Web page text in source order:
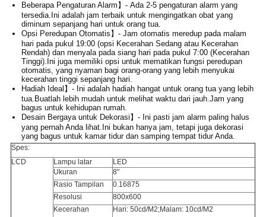
Beberapa Pengaturan Alarm】- Ada 2-5 pengaturan alarm yang
tersedia.Ini adalah jam terbaik untuk mengingatkan obat yang
diminum sepanjang hari untuk orang tua.
Opsi Peredupan Otomatis】- Jam otomatis meredup pada malam
hari pada pukul 19:00 (opsi Kecerahan Sedang atau Kecerahan
Rendah) dan menyala pada siang hari pada pukul 7:00 (Kecerahan
Tinggi).Ini juga memiliki opsi untuk mematikan fungsi peredupan
otomatis, yang nyaman bagi orang-orang yang lebih menyukai
kecerahan tinggi sepanjang hari.
Hadiah Ideal】- Ini adalah hadiah hangat untuk orang tua yang lebih
tua.Buatlah lebih mudah untuk melihat waktu dari jauh.Jam yang
bagus untuk kehidupan rumah.
Desain Bergaya untuk Dekorasi】- Ini pasti jam alarm paling halus
yang pernah Anda lihat.Ini bukan hanya jam, tetapi juga dekorasi
yang bagus untuk kamar tidur dan samping tempat tidur Anda.
Spes:
LCD
Lampu latar
LED
Ukuran
8"
Rasio Tampilan
0.16875
Resolusi
800x600
Kecerahan
Hari: 50cd/M2;Malam: 10cd/M2